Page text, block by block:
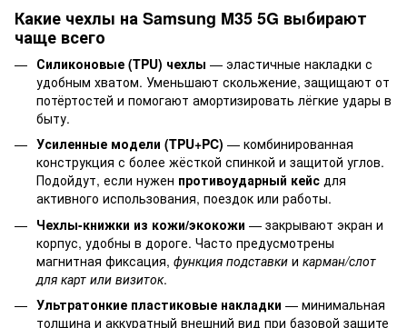
Какие чехлы на Samsung M35 5G выбирают
чаще всего
Силиконовые (TPU) чехлы — эластичные накладки с
удобным хватом. Уменьшают скольжение, защищают от
потёртостей и помогают амортизировать лёгкие удары в
быту.
Усиленные модели (TPU+PC) — комбинированная
конструкция с более жёсткой спинкой и защитой углов.
Подойдут, если нужен противоударный кейс для
активного использования, поездок или работы.
Чехлы-книжки из кожи/экокожи — закрывают экран и
корпус, удобны в дороге. Часто предусмотрены
магнитная фиксация, функция подставки и карман/слот
для карт или визиток.
Ультратонкие пластиковые накладки — минимальная
толщина и аккуратный внешний вид при базовой защите